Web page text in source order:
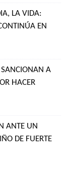
LA VIDA:
EN
A
HACER
ANTE UN
DE FUERTE